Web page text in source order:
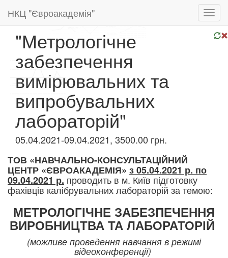
НКЦ "Євроакадемія"
"Метрологічне
забезпечення
вимірювальних та
випробувальних
лабораторій"
05.04.2021-09.04.2021, 3500.00 грн.
ТОВ «НАВЧАЛЬНО-КОНСУЛЬТАЦІЙНИЙ
ЦЕНТР «ЄВРОАКАДЕМІЯ» з 05.04.2021 р. по
09.04.2021 р. проводить в м. Київ підготовку
фахівців калібрувальних лабораторій за темою:
МЕТРОЛОГІЧНЕ ЗАБЕЗПЕЧЕННЯ
ВИРОБНИЦТВА ТА ЛАБОРАТОРІЙ
(можливе проведення навчання в режимі
відеоконференції)